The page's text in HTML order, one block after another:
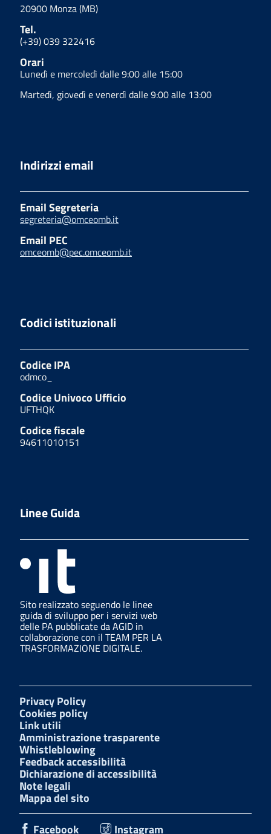
20900 Monza (MB)
Tel.
(+39) 039 322416
Orari
Lunedì e mercoledì dalle 9:00 alle 15:00
Martedì, giovedì e venerdì dalle 9:00 alle 13:00
Indirizzi email
Email Segreteria
segreteria@omceomb.it
Email PEC
omceomb@pec.omceomb.it
Codici istituzionali
Codice IPA
odmco_
Codice Univoco Ufficio
UFTHQK
Codice fiscale
94611010151
Linee Guida
Sito realizzato seguendo le linee
guida di sviluppo per i servizi web
delle PA pubblicate da AGID in
collaborazione con il TEAM PER LA
TRASFORMAZIONE DIGITALE.
Privacy Policy
Cookies policy
Link utili
Amministrazione trasparente
Whistleblowing
Feedback accessibilità
Dichiarazione di accessibilità
Note legali
Mappa del sito
Facebook
Instagram